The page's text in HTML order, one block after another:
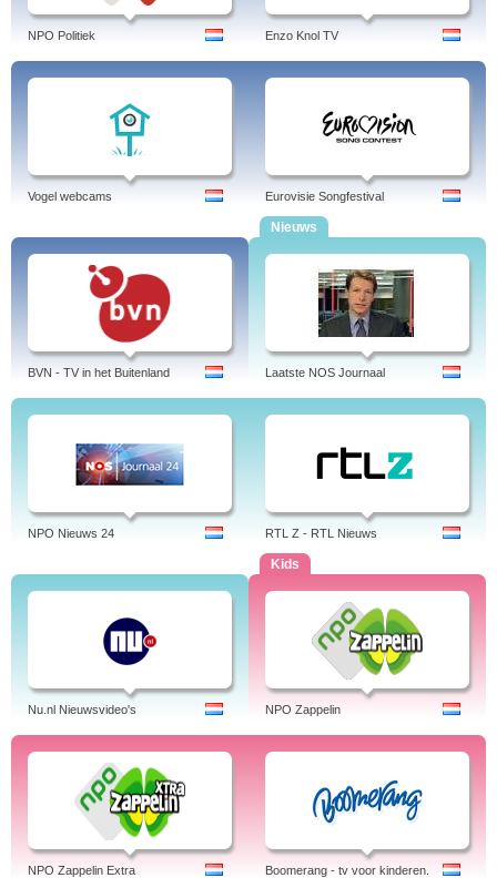
NPO Politiek Enzo Knol TV
Vogel webcams Eurovisie Songfestival
BVN - TV in het Buitenland
Nieuws
Laatste NOS Journaal
NPO Nieuws 24 RTL Z - RTL Nieuws
Nu.nl Nieuwsvideo's
Kids
NPO Zappelin
NPO Zappelin Extra Boomerang - tv voor kinderen.